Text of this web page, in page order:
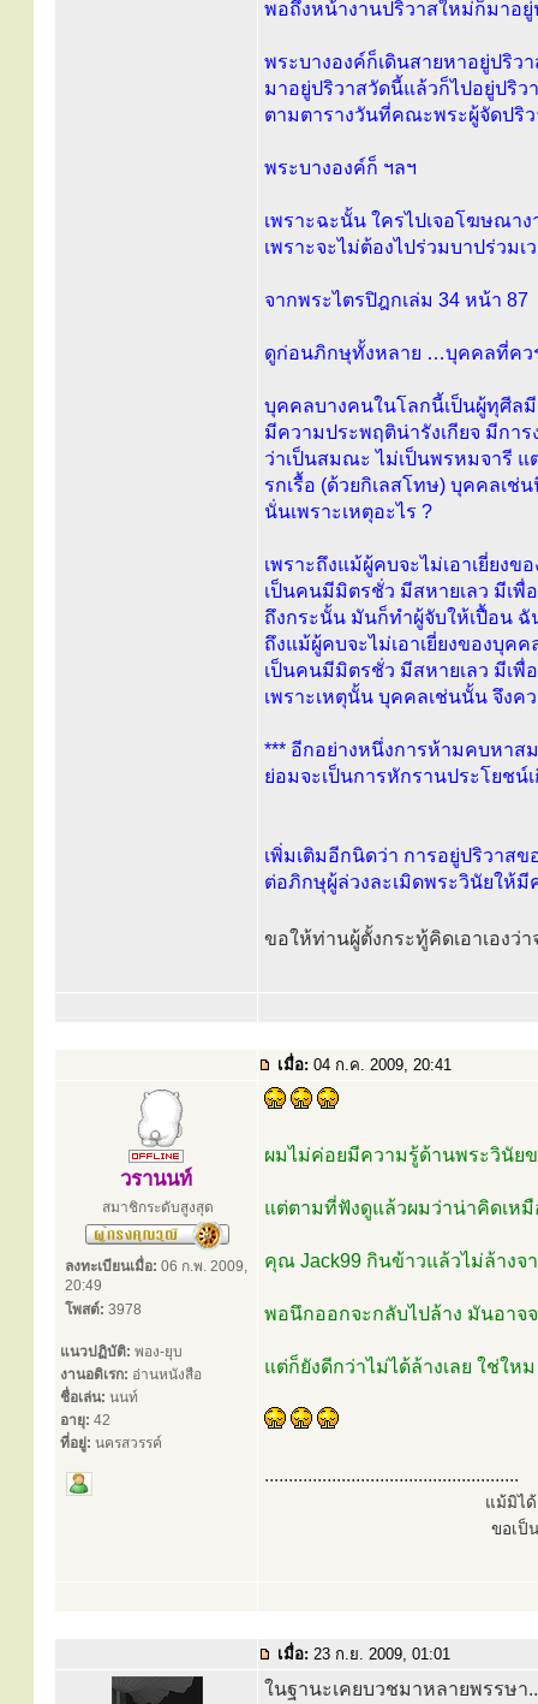
พอถึงหน้างานปริวาสใหม่ก็มาอยู่
พระบางองค์ก็เดินสายหาอยู่ปริว
มาอยู่ปริวาสวัดนี้แล้วก็ไปอยู่ปริ
ตามตารางวันที่คณะพระผู้จัดปริ
พระบางองค์ก็ ฯลฯ
เพราะฉะนั้น ใครไปเจอโฆษณา
เพราะจะไม่ต้องไปร่วมบาปร่วม
จากพระไตรปิฎกเล่ม 34 หน้า 87
ดูก่อนภิกษุทั้งหลาย …บุคคลที่ควร
บุคคลบางคนในโลกนี้เป็นผู้ทุศีล
มีความประพฤติน่ารังเกียจ มีกา
ว่าเป็นสมณะ ไม่เป็นพรหมจารี
รกเรื้อ (ด้วยกิเลสโทษ) บุคคลเช่
นั่นเพราะเหตุอะไร ?
เพราะถึงแม้ผู้คบจะไม่เอาเยี่ยง
เป็นคนมีมิตรชั่ว มีสหายเลว มีเ
ถึงกระนั้น มันก็ทำผู้จับให้เปื้อน ฉั
ถึงแม้ผู้คบจะไม่เอาเยี่ยงของบุ
เป็นคนมีมิตรชั่ว มีสหายเลว มีเ
เพราะเหตุนั้น บุคคลเช่นนั้น จึงค
*** อีกอย่างหนึ่งการห้ามคบหา
ย่อมจะเป็นการหักรานประโยชน์
เพิ่มเติมอีกนิดว่า การอยู่ปริวาส
ต่อภิกษุผู้ล่วงละเมิดพระวินัยให้
ขอให้ท่านผู้ตั้งกระทู้คิดเอาเองว่
เมื่อ: 04 ก.ค. 2009, 20:41
วรานนท์
สมาชิกระดับสูงสุด
ลงทะเบียนเมื่อ: 06 ก.พ. 2009,
20:49
โพสต์: 3978
แนวปฏิบัติ: พอง-ยุบ
งานอดิเรก: อ่านหนังสือ
ชื่อเล่น: นนท์
อายุ: 42
ที่อยู่: นครสวรรค์
ผมไม่ค่อยมีความรู้ด้านพระวินัย
แต่ตามที่ฟังดูแล้วผมว่าน่าคิดเห
คุณ Jack99 กินข้าวแล้วไม่ล้างจ
พอนึกออกจะกลับไปล้าง มันอาจ
แต่ก็ยังดีกว่าไม่ได้ล้างเลย ใช่ให
.....................................................
แม้มิได้
ขอเป็
เมื่อ: 23 ก.ย. 2009, 01:01
ในฐานะเคยบวชมาหลายพรรษา